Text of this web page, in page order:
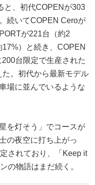
と、初代COPENが303
続いてCOPEN Ceroが
が221台（約2
）と続き、COPEN
台限定で生産された
。初代から最新モデル
場に並んでいるような
を灯そう」でコースが
の夜空に打ち上がっ
されており、「Keep it
の物語はまだ続く。